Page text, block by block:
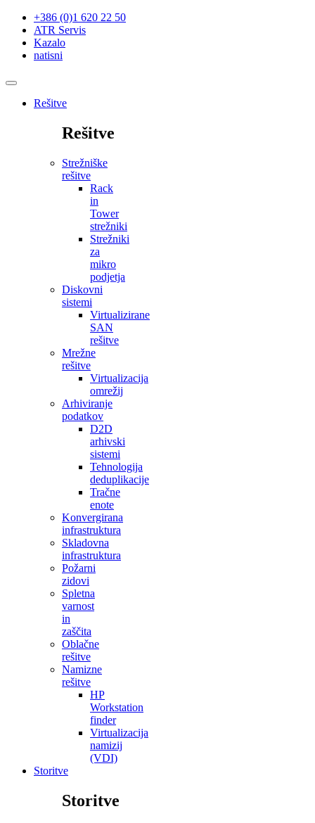
+386 (0)1 620 22 50
ATR Servis
Kazalo
natisni
Rešitve
Rešitve
Strežniške
rešitve
Rack
in
Tower
strežniki
Strežniki
za
mikro
podjetja
Diskovni
sistemi
Virtualizirane
SAN
rešitve
Mrežne
rešitve
Virtualizacija
omrežij
Arhiviranje
podatkov
D2D
arhivski
sistemi
Tehnologija
deduplikacije
Tračne
enote
Konvergirana
infrastruktura
Skladovna
infrastruktura
Požarni
zidovi
Spletna
varnost
in
zaščita
Oblačne
rešitve
Namizne
rešitve
HP
Workstation
finder
Virtualizacija
namizij
(VDI)
Storitve
Storitve